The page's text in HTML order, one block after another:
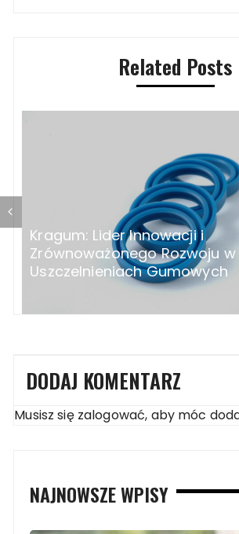
Related Posts
Ozonatory do domu – na co
uwagę przy zakupie?
DODAJ KOMENTARZ
Musisz się zalogować, aby móc
NAJNOWSZE WPISY